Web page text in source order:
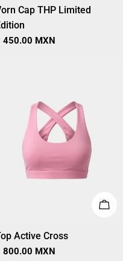
Cap THP Limited
450.00 MXN
Active Cross
800.00 MXN